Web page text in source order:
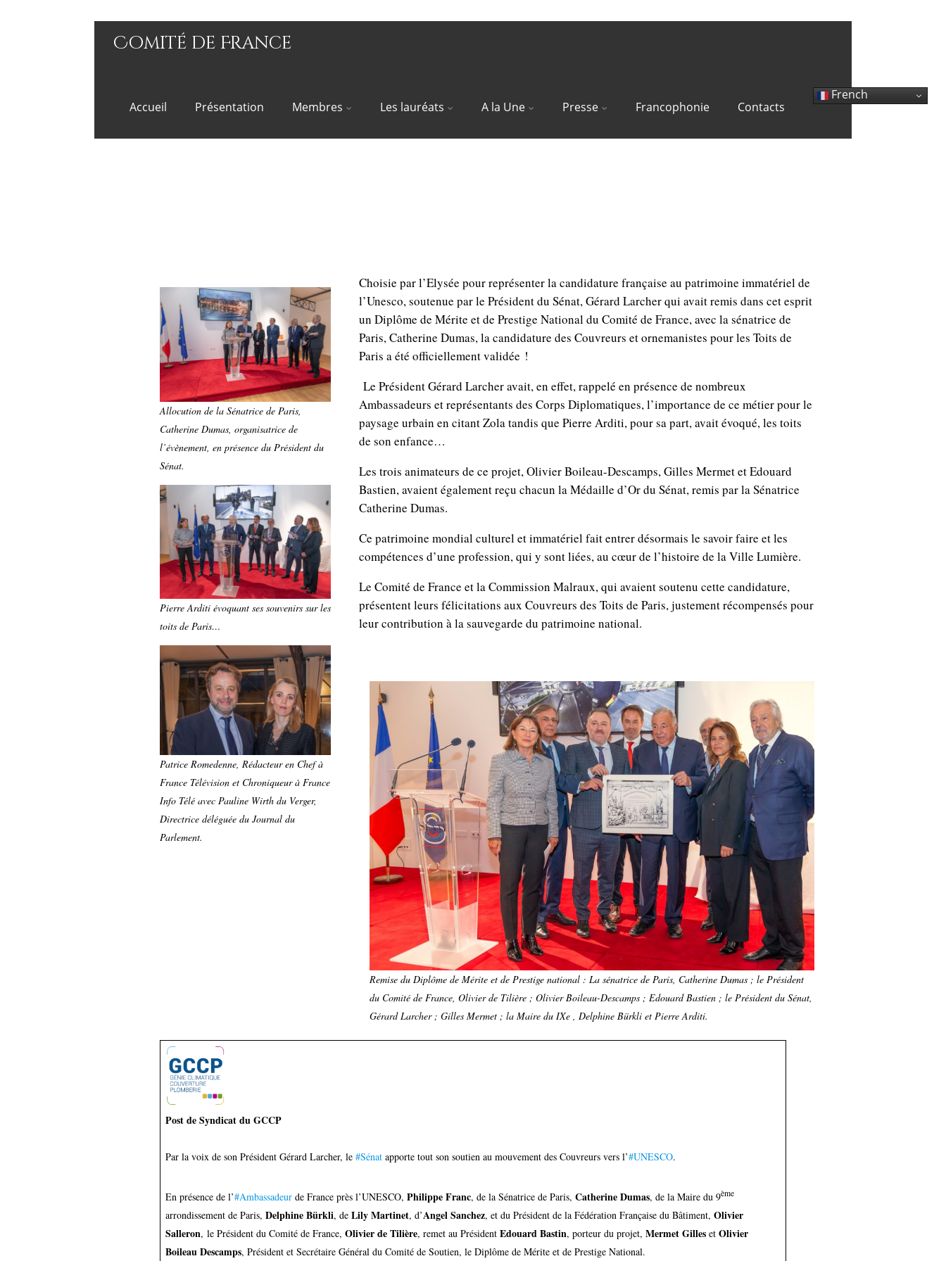
Comité de France
Accueil Présentation Membres Les lauréats A la Une Presse Francophonie Contacts
French
Allocution de la Sénatrice de Paris,
Catherine Dumas, organisatrice de
l’évènement, en présence du Président du
Sénat.
Pierre Arditi évoquant ses souvenirs sur les
toits de Paris…
Patrice Romedenne, Rédacteur en Chef à
France Télévision et Chroniqueur à France
Info Télé avec Pauline Wirth du Verger,
Directrice déléguée du Journal du
Parlement.
Choisie par l’Elysée pour représenter la candidature française au patrimoine immatériel de
l’Unesco, soutenue par le Président du Sénat, Gérard Larcher qui avait remis dans cet esprit
un Diplôme de Mérite et de Prestige National du Comité de France, avec la sénatrice de
Paris, Catherine Dumas, la candidature des Couvreurs et ornemanistes pour les Toits de
Paris a été officiellement validée !
Le Président Gérard Larcher avait, en effet, rappelé en présence de nombreux
Ambassadeurs et représentants des Corps Diplomatiques, l’importance de ce métier pour le
paysage urbain en citant Zola tandis que Pierre Arditi, pour sa part, avait évoqué, les toits
de son enfance…
Les trois animateurs de ce projet, Olivier Boileau-Descamps, Gilles Mermet et Edouard
Bastien, avaient également reçu chacun la Médaille d’Or du Sénat, remis par la Sénatrice
Catherine Dumas.
Ce patrimoine mondial culturel et immatériel fait entrer désormais le savoir faire et les
compétences d’une profession, qui y sont liées, au cœur de l’histoire de la Ville Lumière.
Le Comité de France et la Commission Malraux, qui avaient soutenu cette candidature,
présentent leurs félicitations aux Couvreurs des Toits de Paris, justement récompensés pour
leur contribution à la sauvegarde du patrimoine national.
Remise du Diplôme de Mérite et de Prestige national : La sénatrice de Paris, Catherine Dumas ; le Président
du Comité de France, Olivier de Tilière ; Olivier Boileau-Descamps ; Edouard Bastien ; le Président du Sénat,
Gérard Larcher ; Gilles Mermet ; la Maire du IXe , Delphine Bürkli et Pierre Arditi.
Post de Syndicat du GCCP
Par la voix de son Président Gérard Larcher, le #Sénatapporte tout son soutien au mouvement des Couvreurs vers l’#UNESCO.
En présence de l’#Ambassadeurde France près l’UNESCO, Philippe Franc, de la Sénatrice de Paris, Catherine Dumas, de la Maire du 9ème
arrondissement de Paris, Delphine Bürkli, de Lily Martinet, d’Angel Sanchez, et du Président de la Fédération Française du Bâtiment, Olivier
Salleron, le Président du Comité de France, Olivier de Tilière, remet au Président Edouard Bastin, porteur du projet, Mermet Gilleset Olivier
Boileau Descamps, Président et Secrétaire Général du Comité de Soutien, le Diplôme de Mérite et de Prestige National.